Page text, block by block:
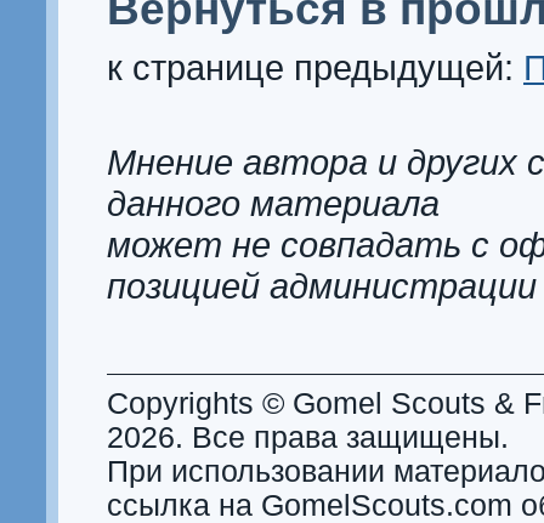
к странице предыдущей:
Мнение автора и других
данного материала
может не совпадать с
позицией
Copyrights © Gomel Scouts &
2026. Все права защищены.
При использовании
ссылка на GomelScouts.com